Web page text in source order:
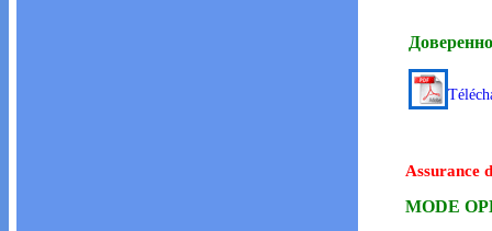
Assurance
MODE